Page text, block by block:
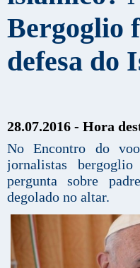
Bergoglio
defesa do
28.07.2016 - Hora
No Encontro do
jornalistas
pergunta sobre
degolado no altar.